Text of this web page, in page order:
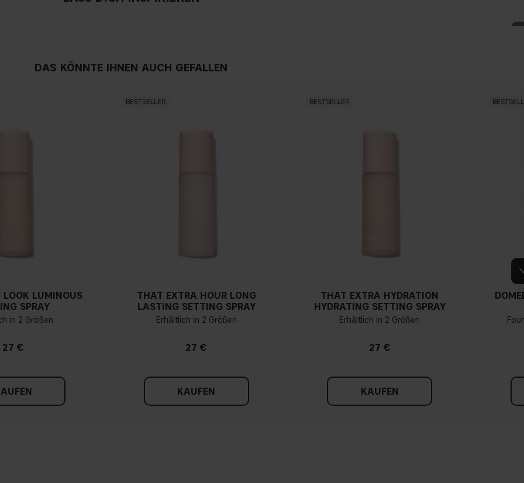
DAS KÖNNTE IHNEN AUCH GEFALLEN
LUMINOUS
SPRAY
in 2 Größen
27 €
BESTSELLER
THAT EXTRA HOUR LONG
LASTING SETTING SPRAY
Erhältlich in 2 Größen
27 €
KAUFEN
BESTSELLER
THAT EXTRA HYDRATION
HYDRATING SETTING SPRAY
Erhältlich in 2 Größen
27 €
KAUFEN